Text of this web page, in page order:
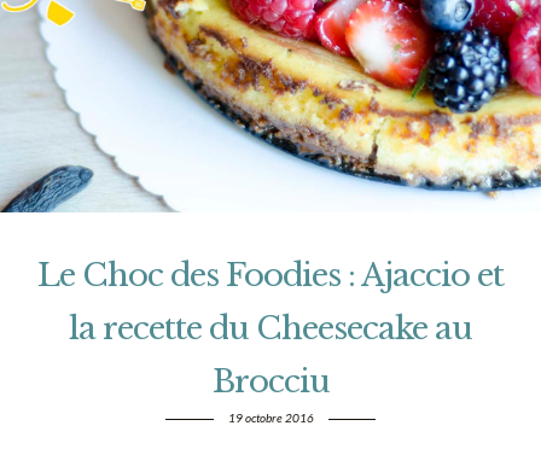
Le Choc des Foodies : Ajaccio et
la recette du Cheesecake au
Brocciu
19 octobre 2016